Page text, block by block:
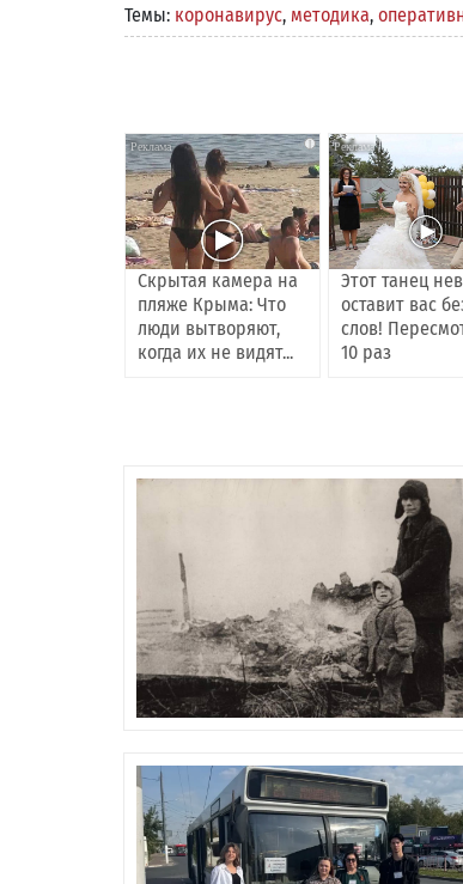
Темы: коронавирус, методика,
i
Скрытая камера на
пляже Крыма: Что
люди вытворяют,
когда их не видят...
Этот танец
оставит вас
слов!
10 раз